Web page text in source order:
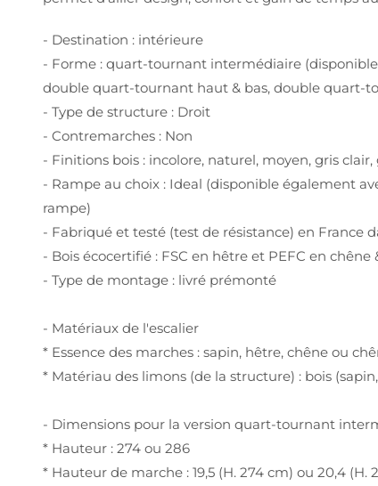
- Destination : intérieure
- Forme : quart-tournant intermédiaire
double quart-tournant haut & bas, double quart-
- Type de structure : Droit
- Contremarches : Non
- Finitions bois : incolore, naturel, moyen, gris
- Rampe au choix : Ideal (disponible également
rampe)
- Fabriqué et testé (test de résistance) en France
- Bois écocertifié : FSC en hêtre et PEFC en chêne
- Type de montage : livré prémonté
- Matériaux de l'escalier
* Essence des marches : sapin, hêtre, chêne ou
* Matériau des limons (de la structure) : bois
- Dimensions pour la version quart-tournant
* Hauteur : 274 ou 286
* Hauteur de marche : 19,5 (H. 274 cm) ou 20,4 (H.